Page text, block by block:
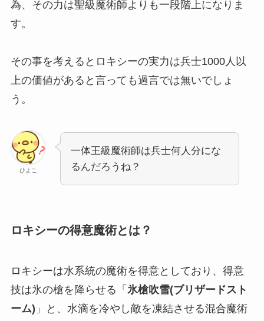
為、その力は聖級魔術師よりも一段階上になりま
す。
その事を考えるとロキシーの実力は兵士1000人以
上の価値があると言っても過言では無いでしょ
う。
ひよこ
一体王級魔術師は兵士何人分にな
るんだろうね？
ロキシーの得意魔術とは？
ロキシーは水系統の魔術を得意としており、得意
技は氷の槍を降らせる「 氷槍吹雪(ブリザードスト
ーム) 」と、水滴を冷やし敵を凍結させる混合魔術